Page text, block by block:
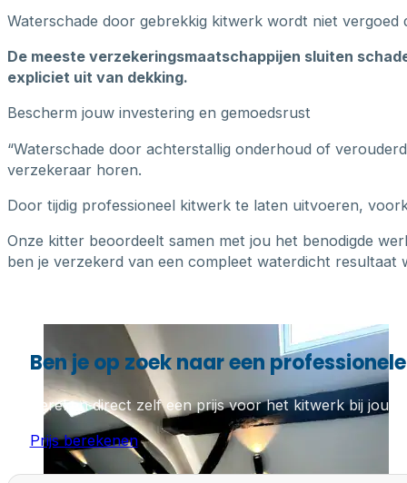
Waterschade door gebrekkig kitwerk wordt niet
De meeste verzekeringsmaatschappijen sluiten
expliciet uit van dekking.
Bescherm jouw investering en gemoedsrust
“Waterschade door achterstallig onderhoud of
verzekeraar horen.
Door tijdig professioneel kitwerk te laten uitvoeren,
Onze kitter beoordeelt samen met jou het benodigde
ben je verzekerd van een compleet waterdicht resultaat
Ben je op zoek naar een
Bereken direct zelf een prijs voor het kitwerk bij jou
Prijs berekenen